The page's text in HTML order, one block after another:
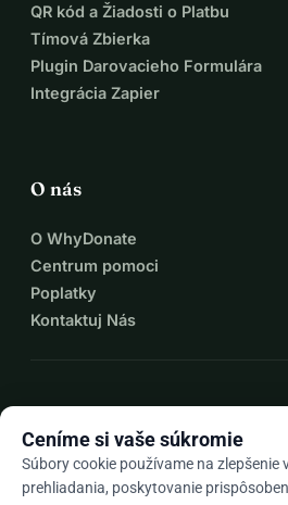
QR kód a Žiadosti o Platbu
Tímová Zbierka
Plugin Darovacieho Formulára
Integrácia Zapier
O nás
O WhyDonate
Centrum pomoci
Poplatky
Kontaktuj Nás
Ceníme si vaše súkromie
Súbory cookie používame na zlepšenie
prehliadania, poskytovanie